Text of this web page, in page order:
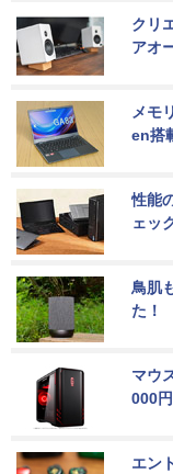
クリ
アオ
メモ
en搭
性能
ェッ
鳥肌
た！
マウ
000
エン